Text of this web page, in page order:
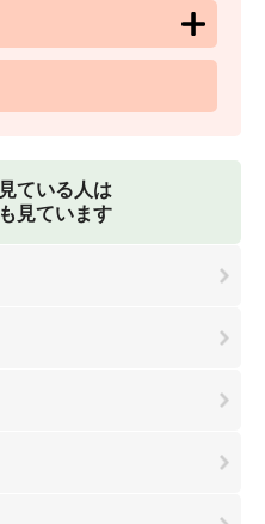
ている人は
見ています